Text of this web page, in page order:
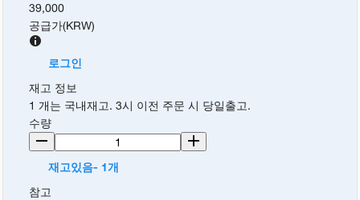
39,000
공급가(KRW)
로그인
재고 정보
1 개는 국내재고. 3시 이전 주문 시 당일출고.
수량
재고있음- 1개
참고